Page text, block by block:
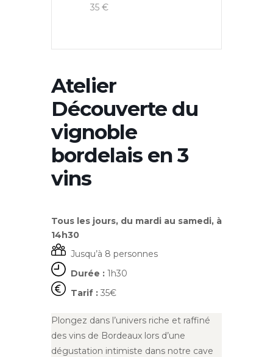
35 €
Atelier
Découverte du
vignoble
bordelais en 3
vins
Tous les jours, du mardi au samedi, à
14h30
Jusqu’à 8 personnes
Durée : 1h30
Tarif : 35€
Plongez dans l’univers riche et raffiné
des vins de Bordeaux lors d’une
dégustation intimiste dans notre cave